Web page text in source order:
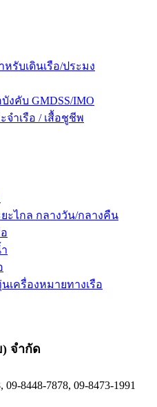
รับเดินเรือ/ประมง
งคับ GMDSS/IMO
ำเรือ / เสื้อชูชีพ
ะไกล กลางวัน/กลางคืน
เครื่องหมายทางเรือ
จำกัด
8448-7878, 09-8473-1991